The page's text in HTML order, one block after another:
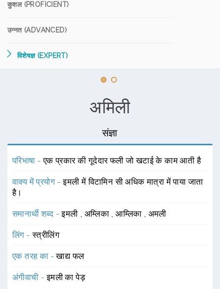
कुशल (PROFICIENT)
उन्नत (ADVANCED)
विशेषज्ञ (EXPERT)
अमिली
संज्ञा
परिभाषा -एक प्रकार की गूदेदार फली जो खटाई के काम आती है
वाक्य में प्रयोग -इमली में विटामिन सी अधिक मात्रा में पाया जाता
है।
समानार्थी शब्द -इमली , अम्लिका ,आम्लिका , अमली
लिंग -स्त्रीलिंग
एक तरह का -खाद्य फल
अंगीवाची -इमली का पेड़